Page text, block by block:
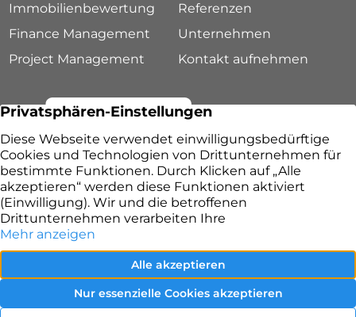
Immobilienbewertung
Referenzen
Finance Management
Unternehmen
Project Management
Kontakt aufnehmen
Lang & Ruppert Immobilien – Ihr Immobilienmakler
in Fürth